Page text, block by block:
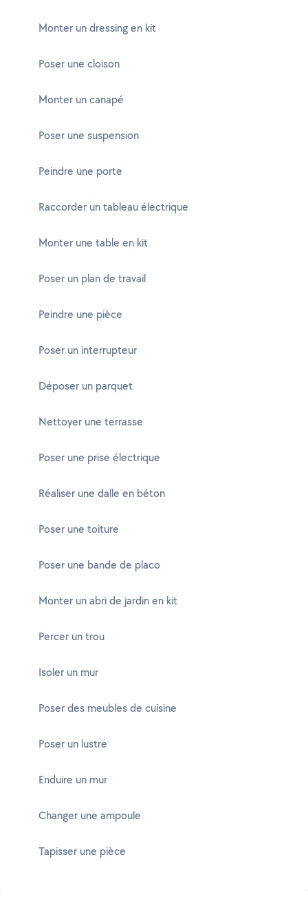
Monter un dressing en kit
Poser une cloison
Monter un canapé
Poser une suspension
Peindre une porte
Raccorder un tableau électrique
Monter une table en kit
Poser un plan de travail
Peindre une pièce
Poser un interrupteur
Déposer un parquet
Nettoyer une terrasse
Poser une prise électrique
Réaliser une dalle en béton
Poser une toiture
Poser une bande de placo
Monter un abri de jardin en kit
Percer un trou
Isoler un mur
Poser des meubles de cuisine
Poser un lustre
Enduire un mur
Changer une ampoule
Tapisser une pièce